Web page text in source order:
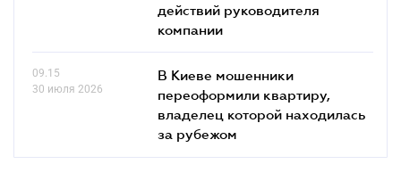
действий руководителя
компании
09.15
30 июля 2026
В Киеве мошенники
переоформили квартиру,
владелец которой находилась
за рубежом